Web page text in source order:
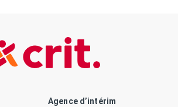
Agence d’intérim